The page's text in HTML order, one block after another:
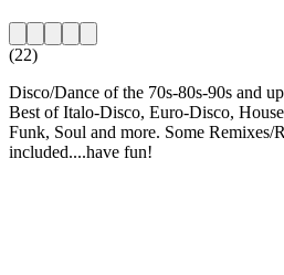
(22)
Disco/Dance of the 70s-80s-90s and
Best of Italo-Disco, Euro-Disco,
Funk, Soul and more. Some Remixes/
included....have fun!